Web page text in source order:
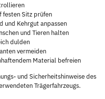
festen Sitz prüfen
und Kehrgut anpassen
und Tieren halten
dulden
vermeiden
Material befreien
und Sicherheitshinweise des
Trägerfahrzeugs.